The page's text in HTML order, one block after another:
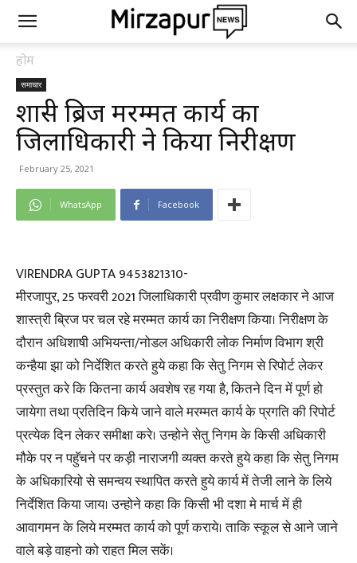
होम
समाचार
शास्त्री ब्रिज मरम्मत कार्य का
जिलाधिकारी ने किया निरीक्षण
February 25, 2021
WhatsApp Facebook
VIRENDRA GUPTA 9453821310-
मीरजापुर, 25 फरवरी 2021 जिलाधिकारी प्रवीण कुमार लक्षकार ने आज
शास्त्री ब्रिज पर चल रहे मरम्मत कार्य का निरीक्षण किया। निरीक्षण के
दौरान अधिशाषी अभियन्ता/नोडल अधिकारी लोक निर्माण विभाग श्री
कन्हैया झा को निर्देशित करते हुये कहा कि सेतु निगम से रिपोर्ट लेकर
प्रस्तुत करे कि कितना कार्य अवशेष रह गया है, कितने दिन में पूर्ण हो
जायेगा तथा प्रतिदिन किये जाने वाले मरम्मत कार्य के प्रगति की रिपोर्ट
प्रत्येक दिन लेकर समीक्षा करे। उन्होने सेतु निगम के किसी अधिकारी
मौके पर न पहॅुचने पर कड़ी नाराजगी व्यक्त करते हुये कहा कि सेतु निगम
के अधिकारियो से समन्वय स्थापित करते हुये कार्य में तेजी लाने के लिये
निर्देशित किया जाय। उन्होने कहा कि किसी भी दशा मे मार्च में ही
आवागमन के लिये मरम्मत कार्य को पूर्ण कराये। ताकि स्कूल से आने जाने
वाले बड़े वाहनो को राहत मिल सकें।